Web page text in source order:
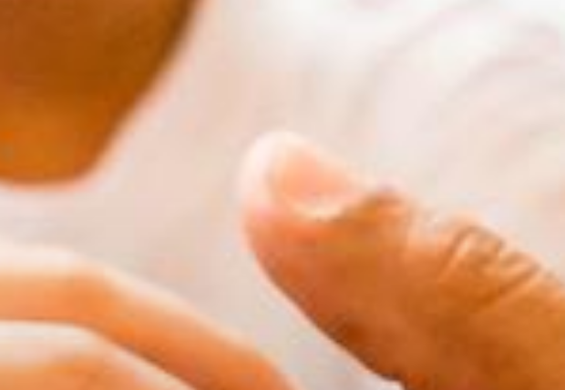
Geschäftsstelle
TSV 1861 Mainburg e.V.
84048 Mainburg
08751-5403
info@tsv-mainburg.de